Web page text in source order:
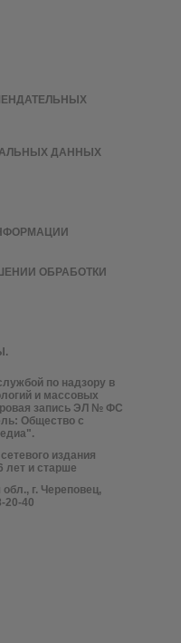
по надзору в
и массовых
запись ЭЛ № ФС
Общество с
издания
лет и старше
г. Череповец,
20-40
ДАННЫХ
ОБРАБОТКИ